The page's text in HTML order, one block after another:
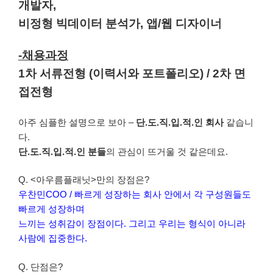
개발자,
비정형 빅데이터 분석가, 앱/웹 디자이너
-채용과정
1차 서류전형 (이력서와 포트폴리오) / 2차 면
접전형
아주 심플한 설명으로 보아 – 단.도.직.입.적.인 회사같습니
다.
단.도.직.입.적.인 분들의 관심이 뜨거울 것 같은데요.
Q. <아우름플래닛>만의 장점은?
우찬민COO / 빠르게 성장하는 회사 안에서 각 구성원들도
빠르게 성장하며
느끼는 성취감이 장점이다. 그리고 우리는 형식이 아니라
사람에 집중한다.
Q. 단점은?